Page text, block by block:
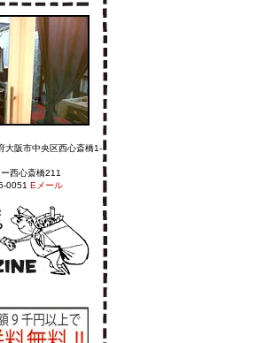
大阪市中央区西心斎橋1-
西心斎橋211
0051 Eメール